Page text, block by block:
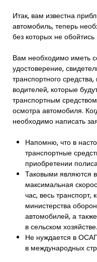
Итак, вам известна
автомобиль, теперь
без которых не
Вам необходимо иметь
удостоверение,
транспортного
водителей, которые
транспортным
осмотра автомобиля.
необходимо написать
Напомню, что в
транспортные
приобретении
Таковыми являются
максимальная
час, весь транспорт,
министерства
автомобилей, а
в сельском хозяйстве.
Не нуждается в
в международных